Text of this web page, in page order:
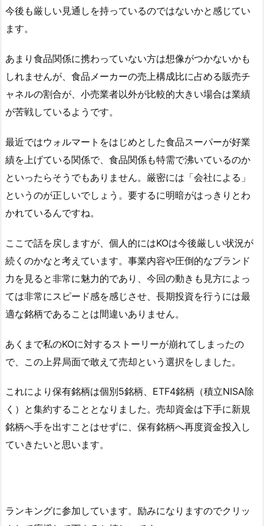
今後も厳しい見通しを持っているのではないかと感じてい
ます。
あまり食品関係に携わっていない方は想像がつかないかも
しれませんが、食品メーカーの売上構成比に占める販売チ
ャネルの割合が、小売業者以外が比較的大きい場合は業績
が苦戦しているようです。
最近ではウォルマートをはじめとした食品スーパーが好業
績を上げている関係で、食品関係も特需で沸いているのか
といったらそうでもありません。厳密には「会社による」
というのが正しいでしょう。要するに明暗がはっきりとわ
かれているんですね。
ここで話を戻しますが、個人的にはKOは今後厳しい状況が
続くのかなと考えています。事業内容や圧倒的なブランド
力を見ると非常に魅力的であり、今回の動きも見方によっ
ては非常にスピード感を感じさせ、長期投資を行うには最
適な銘柄であることは間違いありません。
あくまで私のKOに対するストーリーが崩れてしまったの
で、この上昇局面で敢えて売却という選択をしました。
これにより保有銘柄は個別5銘柄、ETF4銘柄（積立NISA除
く）と集約することとなりました。売却資金は下手に新規
銘柄へ手を出すことはせずに、保有銘柄へ再度資金投入し
ていきたいと思います。
ランキングに参加しています。励みになりますのでクリッ